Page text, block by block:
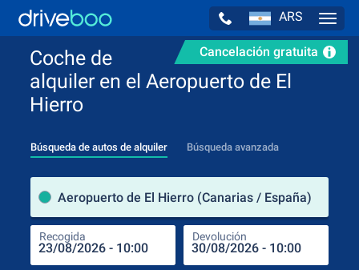
ARS
Cancelación gratuita
Coche de
alquiler en el Aeropuerto de El
Hierro
Búsqueda de autos de alquiler Búsqueda avanzada
Aeropuerto de El Hierro (Canarias / España)
Recogida Devolución